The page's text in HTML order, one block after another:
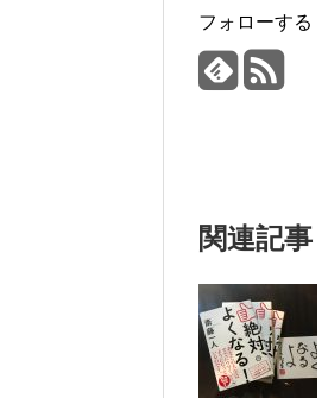
フォローする
関連記事